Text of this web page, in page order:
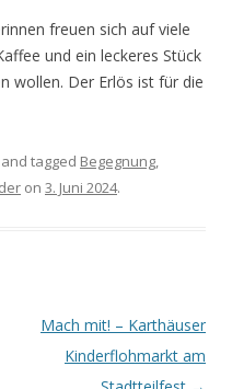
freuen sich auf viele
und ein leckeres Stück
wollen. Der Erlös ist für die
and tagged Begegnung,
on 3. Juni 2024.
Mach mit! – Karthäuser
Kinderflohmarkt am